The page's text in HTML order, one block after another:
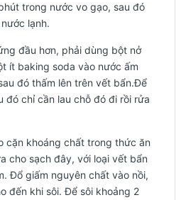
trong nước vo gạo, sau đó
lạnh.
đầu hơn, phải dùng bột nở
ít baking soda vào nước ấm
đó thấm lên trên vết bẩn.Để
đó chỉ cần lau chỗ đó đi rồi rửa
cặn khoáng chất trong thức ăn
cho sạch đây, với loại vết bẩn
Đổ giấm nguyên chất vào nồi,
đến khi sôi. Để sôi khoảng 2